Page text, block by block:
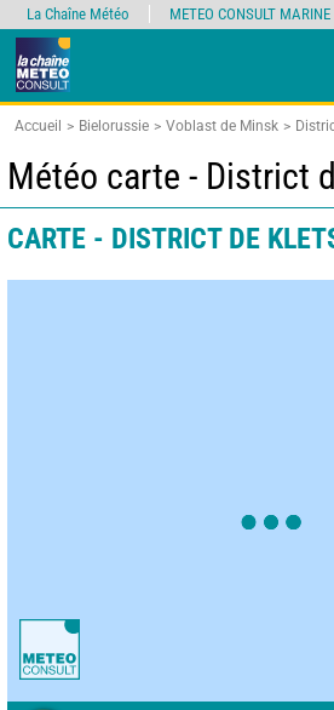
Accueil Bielorussie Voblast de Minsk
Météo carte - District
CARTE - DISTRICT DE
La Chaîne Météo METEO CONSULT MARINE